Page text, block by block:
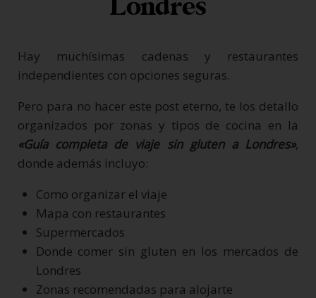
Londres
Hay muchísimas cadenas y restaurantes
independientes con opciones seguras.
Pero para no hacer este post eterno, te los detallo
organizados por zonas y tipos de cocina en la
«Guía completa de viaje sin gluten a Londres»,
donde además incluyo:
Como organizar el viaje
Mapa con restaurantes
Supermercados
Donde comer sin gluten en los mercados de
Londres
Zonas recomendadas para alojarte